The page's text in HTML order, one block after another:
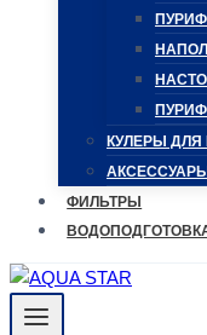
КУЛЕРЫ ДЛЯ
АКСЕССУАРЫ
ФИЛЬТРЫ